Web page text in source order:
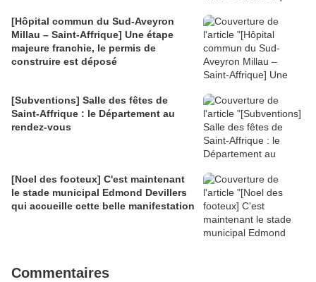
[Hôpital commun du Sud-Aveyron
Millau – Saint-Affrique] Une étape
majeure franchie, le permis de
construire est déposé
[Subventions] Salle des fêtes de
Saint-Affrique : le Département au
rendez-vous
[Noel des footeux] C'est maintenant
le stade municipal Edmond Devillers
qui accueille cette belle manifestation
Commentaires